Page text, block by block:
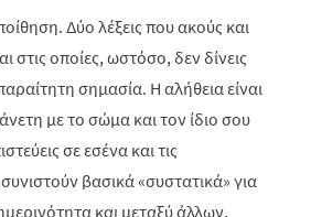
Δύο λέξεις που ακούς και
στις οποίες, ωστόσο, δεν δίνεις
σημασία. Η αλήθεια είναι
με το σώμα και τον ίδιο σου
σε εσένα και τις
βασικά «συστατικά» για
και μεταξύ άλλων,